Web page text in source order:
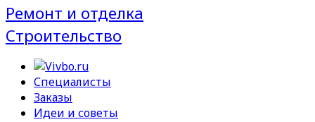
Ремонт и отделка
Строительство
Специалисты
Заказы
Идеи и советы